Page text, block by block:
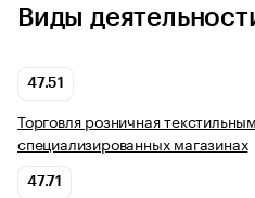
Виды
47.51
Торговля розничная
специализированных магазинах
47.71